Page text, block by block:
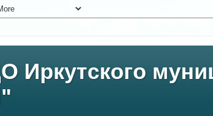
Иркутского